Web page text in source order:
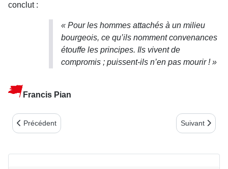
conclut :
« Pour les hommes attachés à un milieu
bourgeois, ce qu’ils nomment convenances
étouffe les principes. Ils vivent de
compromis ; puissent-ils n’en pas mourir ! »
Francis Pian
Article précédent : Notes de lecture 2ème trimestre 2026
Précédent Article
Suivant